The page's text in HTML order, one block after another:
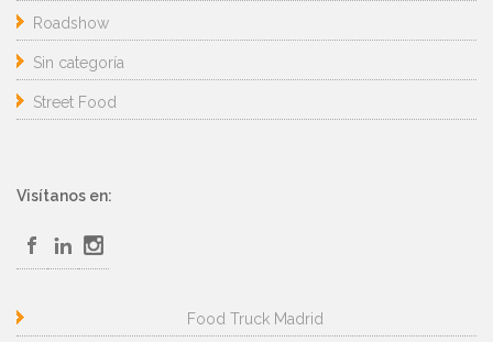
Roadshow
Sin categoría
Street Food
Visítanos en:
Food Truck Madrid